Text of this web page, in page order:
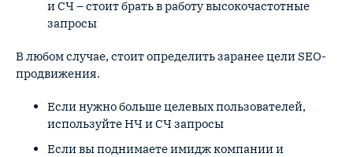
и СЧ – стоит брать в работу высокочастотные
запросы
В любом случае, стоит определить заранее цели SEO-
продвижения.
Если нужно больше целевых пользователей,
используйте НЧ и СЧ запросы
Если вы поднимаете имидж компании и